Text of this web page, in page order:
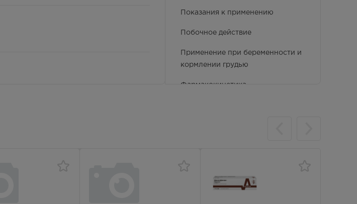
Показания к применению
Побочное действие
Применение при беременности и
кормлении грудью
Фармакокинетика
Фармакологические свойства
печени.